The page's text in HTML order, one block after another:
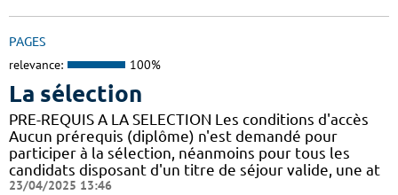
PAGES
relevance: 100%
La sélection
PRE-REQUIS A LA SELECTION Les conditions d'accès
Aucun prérequis (diplôme) n'est demandé pour
participer à la sélection, néanmoins pour tous les
candidats disposant d'un titre de séjour valide, une at
23/04/2025 13:46